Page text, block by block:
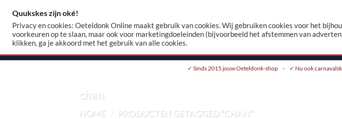
content
naar:
✓ Sinds 2015 jouw Oeteldonk-shop ✓ Nu ook
chan
HOME PRODUCTEN GETAGGED “CHAN”
Quukskes zijn oké!
Privacy en cookies: Oeteldonk Online maakt gebruik van cookies. Wij gebruiken cookies voor het
voorkeuren op te slaan, maar ook voor marketingdoeleinden (bijvoorbeeld het afstemmen van
klikken, ga je akkoord met het gebruik van alle cookies.